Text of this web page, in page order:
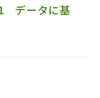
データに基